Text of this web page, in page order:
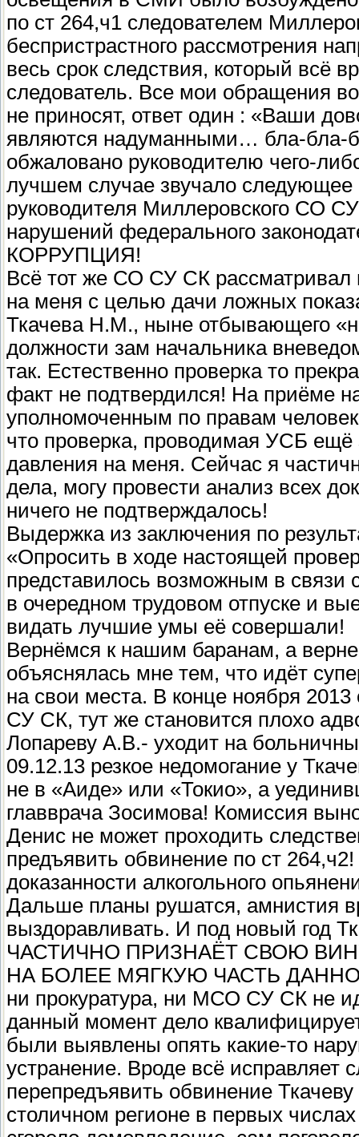
по ст 264,ч1 следователем
беспристрастного рассмотрения
весь срок следствия, который всё
следователь. Все мои обращения
не приносят, ответ один : «Ваши
являются надуманными… бла-
обжаловано руководителю чего-
лучшем случае звучало
руководителя Миллеровского СО
нарушений федерального
КОРРУПЦИЯ!
Всё тот же СО СУ СК
на меня с целью дачи ложных
Ткачева Н.М., ныне отбывающего
должности зам начальника
так. Естественно проверка то
факт не подтвердился! На приёме
уполномоченным по правам
что проверка, проводимая УСБ
давления на меня. Сейчас я
дела, могу провести анализ всех
ничего не подтверждалось!
Выдержка из заключения по
«Опросить в ходе настоящей
представилось возможным в связи
в очередном трудовом отпуске и
видать лучшие умы её совершали!
Вернёмся к нашим баранам, а
объяснялась мне тем, что идёт
на свои места. В конце ноября
СУ СК, тут же становится плохо
Лопареву А.В.- уходит на
09.12.13 резкое недомогание у
не в «Аиде» или «Токио», а
главврача Зосимова! Комиссия
Денис не может проходить
предъявить обвинение по ст
доказанности алкогольного
Дальше планы рушатся, амнистия
выздоравливать. И под новый год
ЧАСТИЧНО ПРИЗНАЁТ СВОЮ
НА БОЛЕЕ МЯГКУЮ ЧАСТЬ ДАННОЙ
ни прокуратура, ни МСО СУ СК не
данный момент дело
были выявлены опять какие-то
устранение. Вроде всё исправляет
перепредъявить обвинение
столичном регионе в первых